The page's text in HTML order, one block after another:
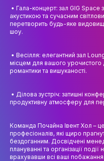
СПІВПРАЦЯ
КАФЕДРА ФЕШН ТА
МЕТА,
ОСВІТНЯ
ОСВІТНІ
• Гала-концерт: зал GIG Space
акустикою та сучасним
перетворить будь-яке
шоу.
• Весілля: елегантний зал
місцем для вашого
романтики та вишуканості.
• Ділова зустріч: затишні
продуктивну атмосферу для
Команда Почайна Івент Хол –
професіоналів, які щиро
бездоганним. Досвідчені
плануванні та організації
врахувавши всі ваші